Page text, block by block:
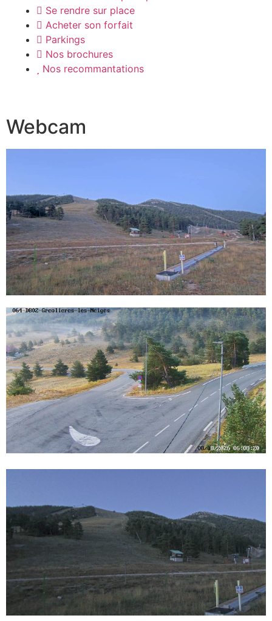
Se rendre sur place
Acheter son forfait
Parkings
Nos brochures
Nos recommantations
Webcam